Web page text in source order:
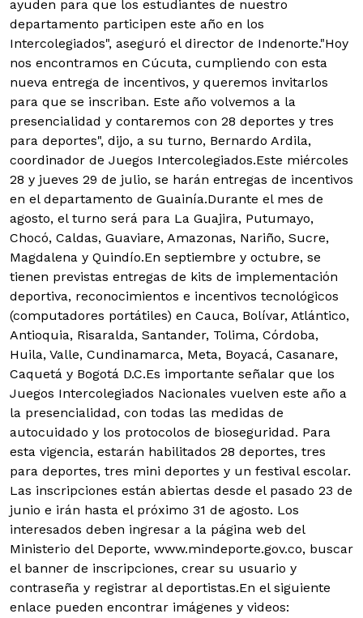
ayuden para que los estudiantes de nuestro
departamento participen este año en los
Intercolegiados", aseguró el director de Indenorte."Hoy
nos encontramos en Cúcuta, cumpliendo con esta
nueva entrega de incentivos, y queremos invitarlos
para que se inscriban. Este año volvemos a la
presencialidad y contaremos con 28 deportes y tres
para deportes", dijo, a su turno, Bernardo Ardila,
coordinador de Juegos Intercolegiados.Este miércoles
28 y jueves 29 de julio, se harán entregas de incentivos
en el departamento de Guainía.Durante el mes de
agosto, el turno será para La Guajira, Putumayo,
Chocó, Caldas, Guaviare, Amazonas, Nariño, Sucre,
Magdalena y Quindío.En septiembre y octubre, se
tienen previstas entregas de kits de implementación
deportiva, reconocimientos e incentivos tecnológicos
(computadores portátiles) en Cauca, Bolívar, Atlántico,
Antioquia, Risaralda, Santander, Tolima, Córdoba,
Huila, Valle, Cundinamarca, Meta, Boyacá, Casanare,
Caquetá y Bogotá D.C.Es importante señalar que los
Juegos Intercolegiados Nacionales vuelven este año a
la presencialidad, con todas las medidas de
autocuidado y los protocolos de bioseguridad. Para
esta vigencia, estarán habilitados 28 deportes, tres
para deportes, tres mini deportes y un festival escolar.
Las inscripciones están abiertas desde el pasado 23 de
junio e irán hasta el próximo 31 de agosto. Los
interesados deben ingresar a la página web del
Ministerio del Deporte, www.mindeporte.gov.co, buscar
el banner de inscripciones, crear su usuario y
contraseña y registrar al deportistas.En el siguiente
enlace pueden encontrar imágenes y videos: